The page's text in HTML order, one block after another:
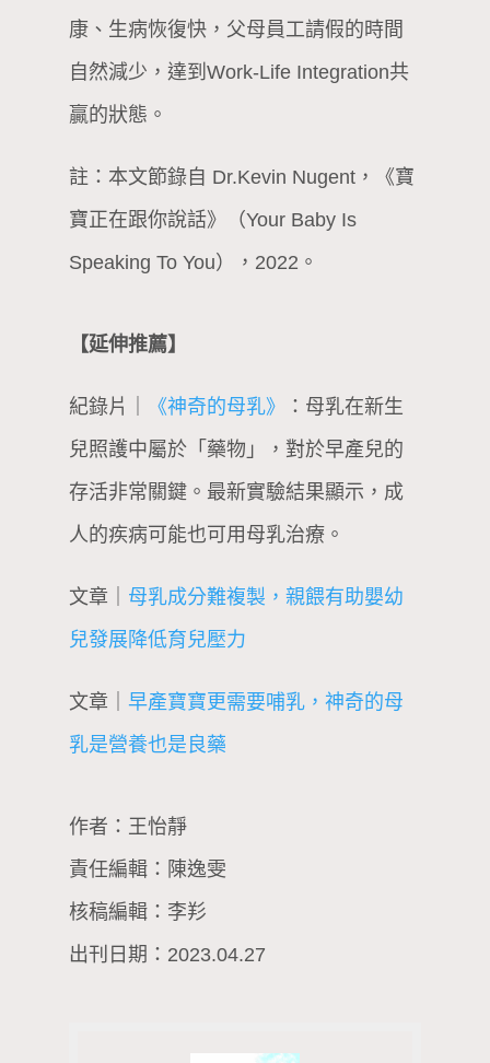
康、生病恢復快，父母員工請假的時間
自然減少，達到Work-Life Integration共
贏的狀態。
註：本文節錄自 Dr.Kevin Nugent，《寶
寶正在跟你說話》（Your Baby Is
Speaking To You），2022。
【延伸推薦】
紀錄片｜ 《神奇的母乳》
：母乳在新生
兒照護中屬於「藥物」，對於早產兒的
存活非常關鍵。最新實驗結果顯示，成
人的疾病可能也可用母乳治療。
文章｜ 母乳成分難複製，親餵有助嬰幼
兒發展降低育兒壓力
文章｜ 早產寶寶更需要哺乳，神奇的母
乳是營養也是良藥
作者：王怡靜
責任編輯：陳逸雯
核稿編輯：李羏
出刊日期：2023.04.27